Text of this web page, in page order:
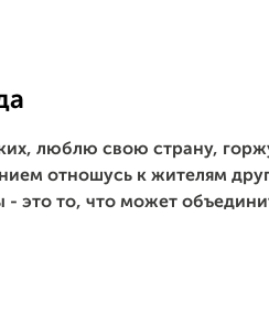
люблю свою страну,
отношусь к жителям
- это то, что может